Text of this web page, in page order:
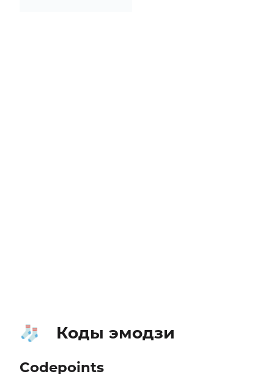
🧦 Коды эмодзи
Codepoints